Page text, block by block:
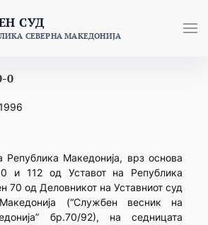
СУД
СЕВЕРНА МАКЕДОНИЈА
0
Република Македонија, врз основа
и 112 од Уставот на Република
70 од Деловникот на Уставниот суд
(“Службен весник на
бр.70/92), на седницата